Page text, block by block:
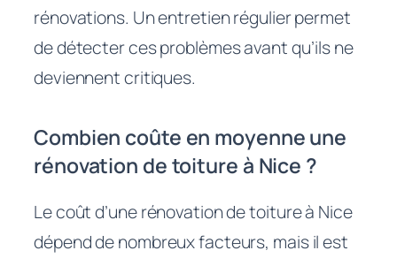
rénovations. Un entretien régulier permet
de détecter ces problèmes avant qu’ils ne
deviennent critiques.
Combien coûte en moyenne une
rénovation de toiture à Nice ?
Le coût d’une rénovation de toiture à Nice
dépend de nombreux facteurs, mais il est